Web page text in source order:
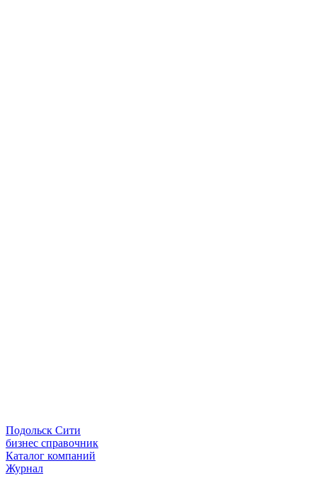
Подольск Сити
бизнес справочник
Каталог компаний
Журнал